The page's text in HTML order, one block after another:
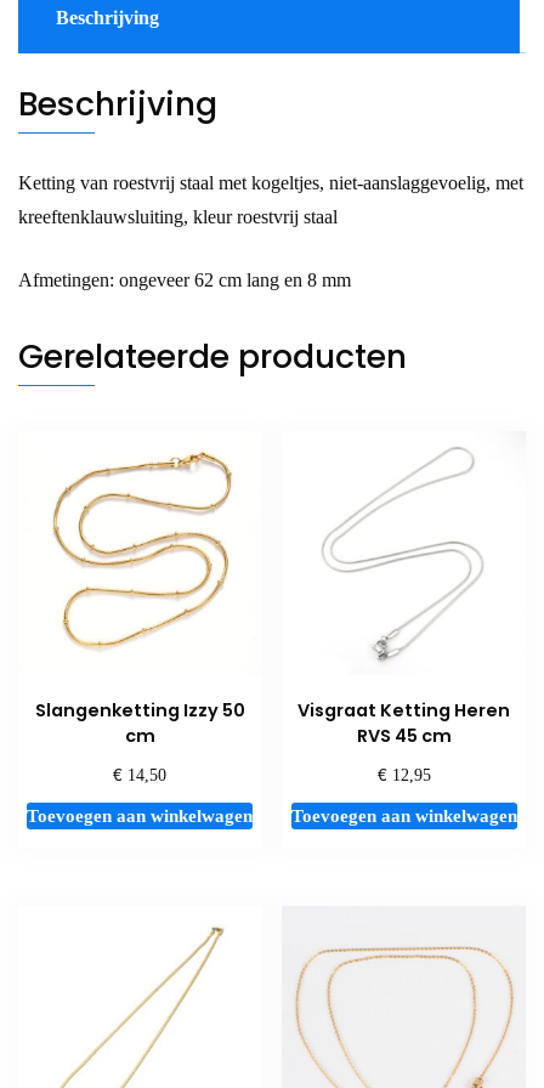
Beschrijving
Beschrijving
Ketting van roestvrij staal met kogeltjes, niet-aanslaggevoelig, met
kreeftenklauwsluiting, kleur roestvrij staal
Afmetingen: ongeveer 62 cm lang en 8 mm
Gerelateerde producten
Slangenketting Izzy 50
cm
€ 14,50
Toevoegen aan winkelwagen
Visgraat Ketting Heren
RVS 45 cm
€12,95
Toevoegen aan winkelwagen